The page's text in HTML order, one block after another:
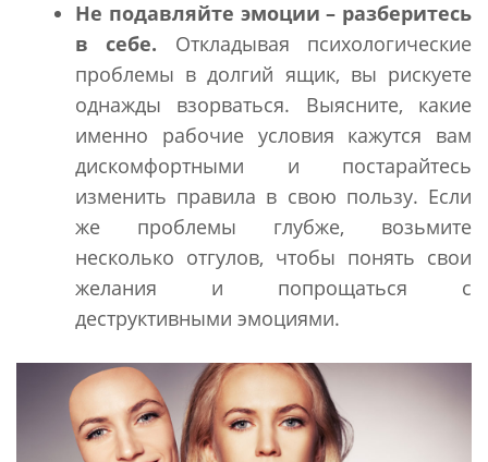
Не подавляйте эмоции – разберитесь
в себе. Откладывая психологические
проблемы в долгий ящик, вы рискуете
однажды взорваться. Выясните, какие
именно рабочие условия кажутся вам
дискомфортными и постарайтесь
изменить правила в свою пользу. Если
же проблемы глубже, возьмите
несколько отгулов, чтобы понять свои
желания и попрощаться с
деструктивными эмоциями.